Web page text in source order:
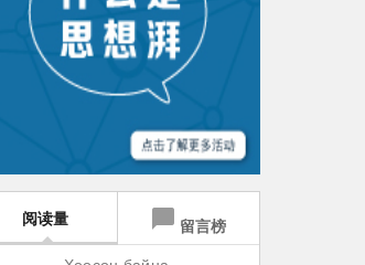
阅读量 chat_bubble 留言榜